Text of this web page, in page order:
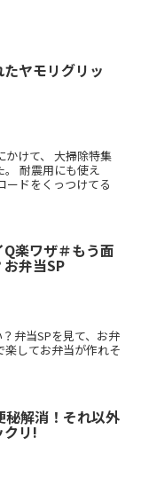
ヤモリグリッ
かけて、 大掃除特集
耐震用にも使え
ードをくっつけてる
楽ワザ＃もう面
弁当SP
弁当SPを見て、お弁
してお弁当が作れそ
秘解消！それ以外
クリ!